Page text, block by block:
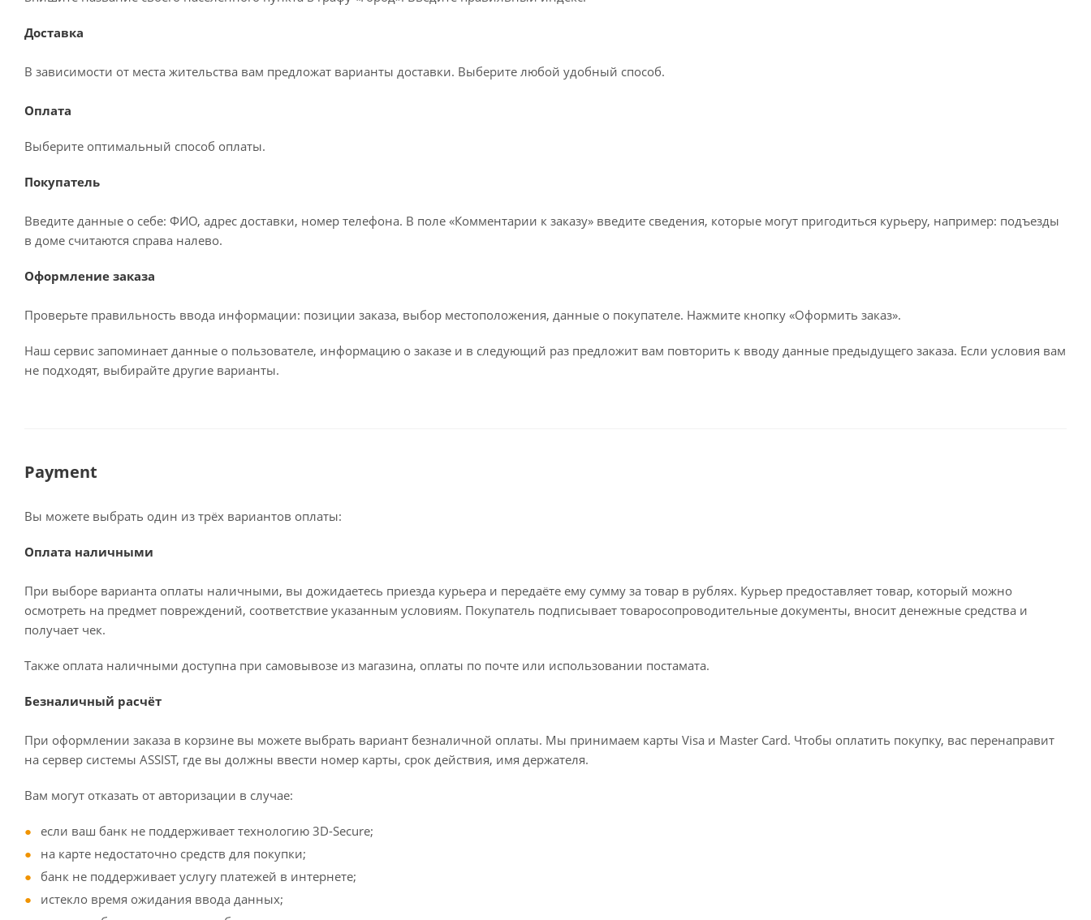
Доставка
В зависимости от места жительства вам предложат варианты доставки. Выберите любой удобный способ.
Оплата
Выберите оптимальный способ оплаты.
Покупатель
Введите данные о себе: ФИО, адрес доставки, номер телефона. В поле «Комментарии к заказу» введите сведения, которые могут пригодиться курьеру, например: подъезды
в доме считаются справа налево.
Оформление заказа
Проверьте правильность ввода информации: позиции заказа, выбор местоположения, данные о покупателе. Нажмите кнопку «Оформить заказ».
Наш сервис запоминает данные о пользователе, информацию о заказе и в следующий раз предложит вам повторить к вводу данные предыдущего заказа. Если условия вам
не подходят, выбирайте другие варианты.
Payment
Вы можете выбрать один из трёх вариантов оплаты:
Оплата наличными
При выборе варианта оплаты наличными, вы дожидаетесь приезда курьера и передаёте ему сумму за товар в рублях. Курьер предоставляет товар, который можно
осмотреть на предмет повреждений, соответствие указанным условиям. Покупатель подписывает товаросопроводительные документы, вносит денежные средства и
получает чек.
Также оплата наличными доступна при самовывозе из магазина, оплаты по почте или использовании постамата.
Безналичный расчёт
При оформлении заказа в корзине вы можете выбрать вариант безналичной оплаты. Мы принимаем карты Visa и Master Card. Чтобы оплатить покупку, вас перенаправит
на сервер системы ASSIST, где вы должны ввести номер карты, срок действия, имя держателя.
Вам могут отказать от авторизации в случае:
если ваш банк не поддерживает технологию 3D-Secure;
на карте недостаточно средств для покупки;
банк не поддерживает услугу платежей в интернете;
истекло время ожидания ввода данных;